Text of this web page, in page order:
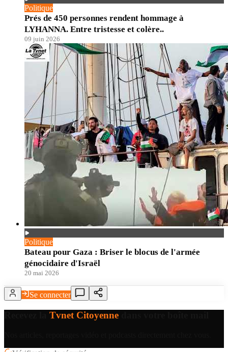
Politique
Prés de 450 personnes rendent hommage à
LYHANNA. Entre tristesse et colère..
09 juin 2026
Politique
Bateau pour Gaza : Briser le blocus de l'armée
génocidaire d'Israël
20 mai 2026
Se connecter
Tvnet Citoyenne